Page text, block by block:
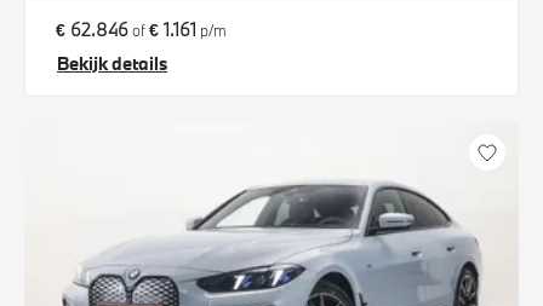
€ 62.846of€ 1.161 p/m
Bekijk details